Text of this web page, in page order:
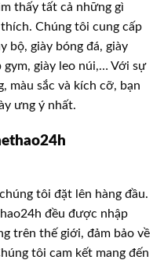
thấy tất cả những gì
Chúng tôi cung cấp
bộ, giày bóng đá, giày
gym, giày leo núi,… Với sự
màu sắc và kích cỡ, bạn
ưng ý nhất.
tôi đặt lên hàng đầu.
đều được nhập
trên thế giới, đảm bảo về
tôi cam kết mang đến